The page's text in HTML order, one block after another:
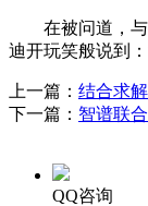
在被问道，与
迪开玩笑般说到
上一篇： 结合求
下一篇： 智谱联
QQ咨询